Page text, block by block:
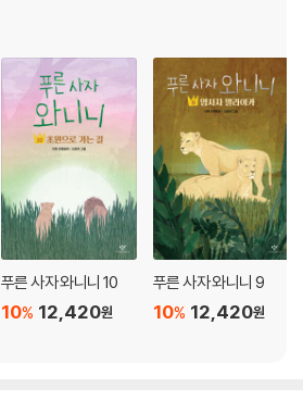
푸른 사자 와니니 10
12,420원
10%
푸른 사자 와니니 9
12,420원
10%